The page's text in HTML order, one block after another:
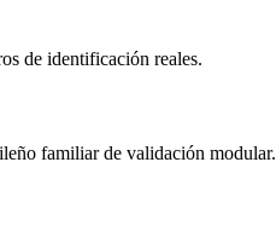
de identificación reales.
familiar de validación modular.